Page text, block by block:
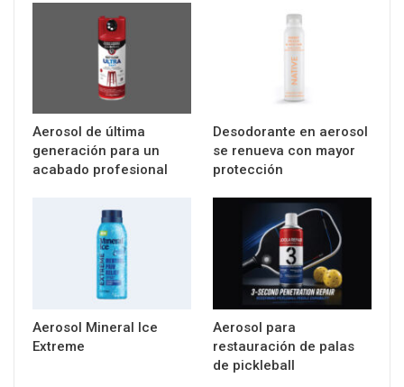
Aerosol de última
generación para un
acabado profesional
Desodorante en aerosol
se renueva con mayor
protección
Aerosol Mineral Ice
Extreme
Aerosol para
restauración de palas
de pickleball